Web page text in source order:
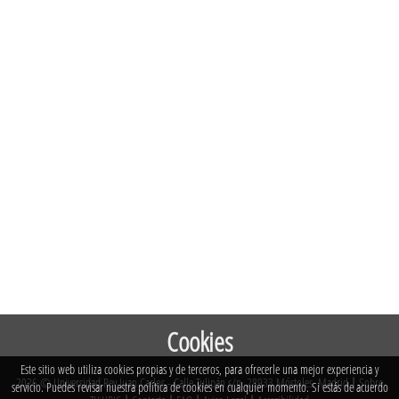
2026 © Universidad Rey Juan Carlos - Calle Tulipán s/n. 28933 Móstoles. Madrid| Sobre
Cookies
Este sitio web utiliza cookies propias y de terceros, para ofrecerle una mejor experiencia y
servicio. Puedes revisar nuestra política de cookies en cualquier momento. Si estás de acuerdo